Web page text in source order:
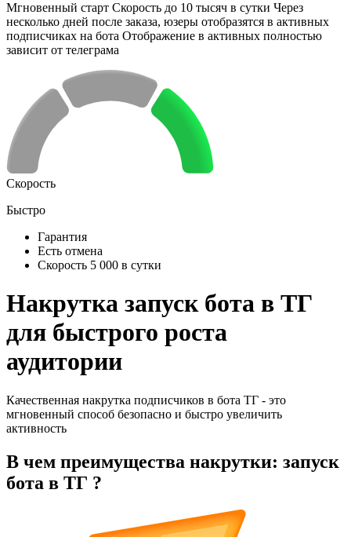
Мгновенный старт Скорость до 10 тысяч в сутки Через
несколько дней после заказа, юзеры отобразятся в активных
подписчиках на бота Отображение в активных полностью
зависит от телеграма
Скорость
Быстро
Гарантия
Есть отмена
Скорость 5 000 в сутки
Накрутка запуск бота в ТГ
для быстрого роста
аудитории
Качественная накрутка подписчиков в бота ТГ - это
мгновенный способ безопасно и быстро увеличить
активность
В чем преимущества накрутки: запуск
бота в ТГ ?